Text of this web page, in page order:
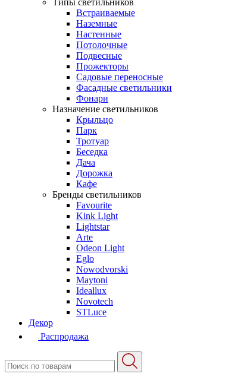
Типы светильников
Встраиваемые
Наземные
Настенные
Потолочные
Подвесные
Прожекторы
Садовые переносные
Фасадные светильники
Фонари
Назначение светильников
Крыльцо
Парк
Тротуар
Беседка
Дача
Дорожка
Кафе
Бренды светильников
Favourite
Kink Light
Lightstar
Arte
Odeon Light
Eglo
Nowodvorski
Maytoni
Ideallux
Novotech
STLuce
Декор
Распродажа